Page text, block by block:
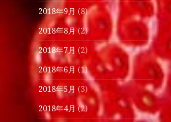
2018年9月 (8)
2018年8月 (2)
2018年7月 (2)
2018年6月 (1)
2018年5月 (3)
2018年4月 (2)